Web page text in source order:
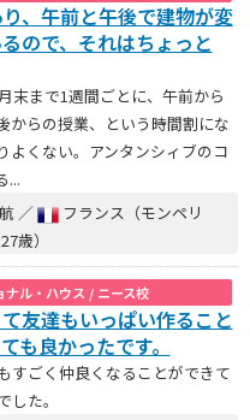
、午前と午後で建物が変
ので、それはちょっと
末まで1週間ごとに、午前から
からの授業、という時間割にな
よくない。アンタンシィブのコ
...
／
フランス（モンペリ
歳）
ル・ハウス / ニース校
友達もいっぱい作ること
も良かったです。
すごく仲良くなることができて
た。